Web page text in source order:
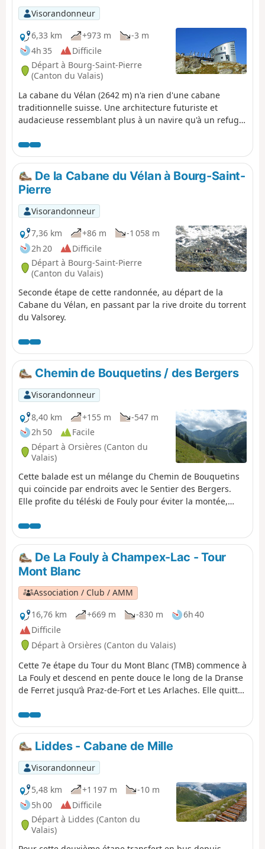
Visorandonneur
6,33 km
+973 m
-3 m
4h 35
Difficile
Départ à Bourg-Saint-Pierre
(Canton du Valais)
La cabane du Vélan (2642 m) n'a rien d'une cabane
traditionnelle suisse. Une architecture futuriste et
audacieuse ressemblant plus à un navire qu'à un refuge,
reçu le prix de la Ligue de Protection du Patrimoine. Une
situation exceptionnelle, au-dessus de moraines et
glaciers, avec une vue magnifique sur le massif du
Grand Combin (4312 m) et du Mont Vélan (3727 m).
De la Cabane du Vélan à Bourg-Saint-
Pierre
Visorandonneur
7,36 km
+86 m
-1 058 m
2h 20
Difficile
Départ à Bourg-Saint-Pierre
(Canton du Valais)
Seconde étape de cette randonnée, au départ de la
Cabane du Vélan, en passant par la rive droite du torrent
du Valsorey.
Chemin de Bouquetins / des Bergers
Visorandonneur
8,40 km
+155 m
-547 m
2h 50
Facile
Départ à Orsières (Canton du
Valais)
Cette balade est un mélange du Chemin de Bouquetins
qui coïncide par endroits avec le Sentier des Bergers.
Elle profite du téléski de Fouly pour éviter la montée,
Ces balades sont toutes deux publiées par l'office de
tourisme et sont bien balisées.
De La Fouly à Champex-Lac - Tour
Mont Blanc
Association / Club / AMM
16,76 km
+669 m -830 m
6h 40
Difficile
Départ à Orsières (Canton du Valais)
Cette 7e étape du Tour du Mont Blanc (TMB) commence à
La Fouly et descend en pente douce le long de la Dranse
de Ferret jusqu’à Praz-de-Fort et Les Arlaches. Elle quitte
C’est parti ! Le TMB est un sentier de grande randonnée
classique qui fait le tour du Mont Blanc, passant de la
France à l’Italie puis traversant la Suisse avant de revenir
en France.Suivez les balisages du TMB.
Liddes - Cabane de Mille
Visorandonneur
5,48 km
+1 197 m
-10 m
5h 00
Difficile
Départ à Liddes (Canton du
Valais)